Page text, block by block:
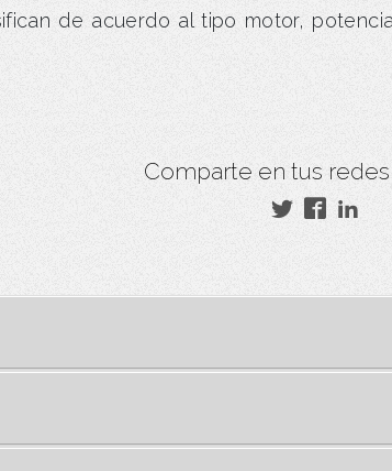
de acuerdo al tipo motor,
Comparte en tus